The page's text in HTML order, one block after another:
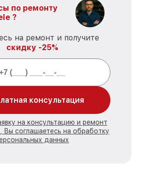
по ремонту
?
на ремонт и получите
скидку -25%
консультация
на консультацию и ремонт
Вы соглашаетесь на обработку
данных